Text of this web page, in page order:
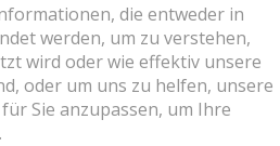
die entweder in
werden, um zu verstehen,
wird oder wie effektiv unsere
oder um uns zu helfen, unsere
Sie anzupassen, um Ihre